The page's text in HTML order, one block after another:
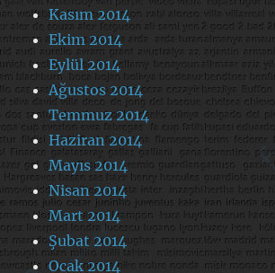
Kasım 2014
Ekim 2014
Eylül 2014
Ağustos 2014
Temmuz 2014
Haziran 2014
Mayıs 2014
Nisan 2014
Mart 2014
Şubat 2014
Ocak 2014